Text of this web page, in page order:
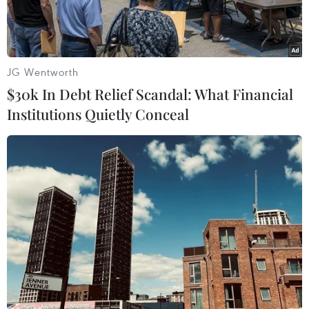
Bayern.
Müller đã phải ngồi dự bị trong suốt 90 phút ở trận gặp Leipzig.
(Ảnh: Witters)
Bayern Munich đã trở lại đầy ấn tượng và vô
JG Wentworth
$30k In Debt Relief Scandal: What Financial
Institutions Quietly Conceal